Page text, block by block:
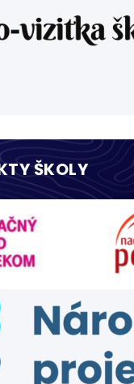
ŠKOLY